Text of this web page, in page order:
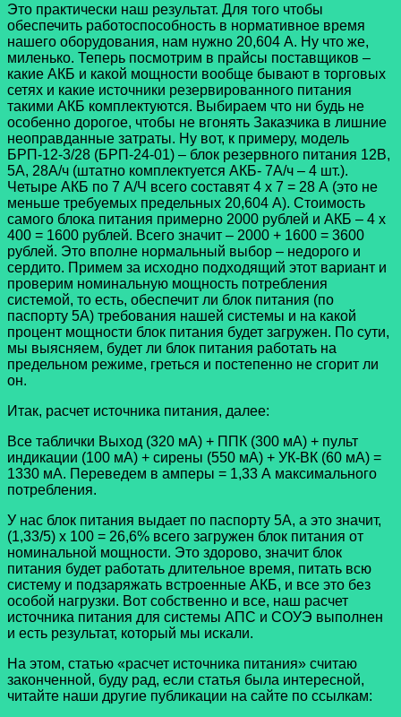
Это практически наш результат. Для того чтобы
обеспечить работоспособность в нормативное время
нашего оборудования, нам нужно 20,604 А. Ну что же,
миленько. Теперь посмотрим в прайсы поставщиков –
какие АКБ и какой мощности вообще бывают в торговых
сетях и какие источники резервированного питания
такими АКБ комплектуются. Выбираем что ни будь не
особенно дорогое, чтобы не вгонять Заказчика в лишние
неоправданные затраты. Ну вот, к примеру, модель
БРП-12-3/28 (БРП-24-01) – блок резервного питания 12В,
5А, 28А/ч (штатно комплектуется АКБ- 7А/ч – 4 шт.).
Четыре АКБ по 7 А/Ч всего составят 4 х 7 = 28 А (это не
меньше требуемых предельных 20,604 А). Стоимость
самого блока питания примерно 2000 рублей и АКБ – 4 х
400 = 1600 рублей. Всего значит – 2000 + 1600 = 3600
рублей. Это вполне нормальный выбор – недорого и
сердито. Примем за исходно подходящий этот вариант и
проверим номинальную мощность потребления
системой, то есть, обеспечит ли блок питания (по
паспорту 5А) требования нашей системы и на какой
процент мощности блок питания будет загружен. По сути,
мы выясняем, будет ли блок питания работать на
предельном режиме, греться и постепенно не сгорит ли
он.
Итак, расчет источника питания, далее:
Все таблички Выход (320 мА) + ППК (300 мА) + пульт
индикации (100 мА) + сирены (550 мА) + УК-ВК (60 мА) =
1330 мА. Переведем в амперы = 1,33 А максимального
потребления.
У нас блок питания выдает по паспорту 5А, а это значит,
(1,33/5) х 100 = 26,6% всего загружен блок питания от
номинальной мощности. Это здорово, значит блок
питания будет работать длительное время, питать всю
систему и подзаряжать встроенные АКБ, и все это без
особой нагрузки. Вот собственно и все, наш расчет
источника питания для системы АПС и СОУЭ выполнен
и есть результат, который мы искали.
На этом, статью «расчет источника питания» считаю
законченной, буду рад, если статья была интересной,
читайте наши другие публикации на сайте по ссылкам: